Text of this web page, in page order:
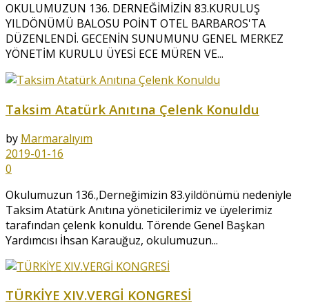
OKULUMUZUN 136. DERNEĞİMİZİN 83.KURULUŞ
YILDÖNÜMÜ BALOSU POİNT OTEL BARBAROS'TA
DÜZENLENDİ. GECENİN SUNUMUNU GENEL MERKEZ
YÖNETİM KURULU ÜYESİ ECE MÜREN VE...
Taksim Atatürk Anıtına Çelenk Konuldu
by Marmaralıyım
2019-01-16
0
Okulumuzun 136.,Derneğimizin 83.yildönümü nedeniyle
Taksim Atatürk Anıtına yöneticilerimiz ve üyelerimiz
tarafından çelenk konuldu. Törende Genel Başkan
Yardımcısı İhsan Karauğuz, okulumuzun...
TÜRKİYE XIV.VERGİ KONGRESİ